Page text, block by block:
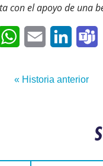
con el apoyo de una
WhatsApp
Email LinkedIn
« Historia anterior
Apellido: